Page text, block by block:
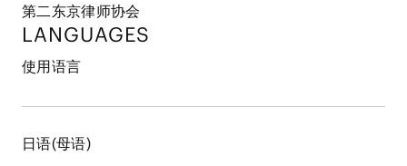
第二东京律师协会
LANGUAGES
使用语言
日语(母语)